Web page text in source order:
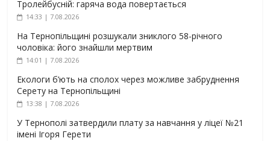
Тролейбусній: гаряча вода повертається
14:33 | 7.08.2026
На Тернопільщині розшукали зниклого 58-річного
чоловіка: його знайшли мертвим
14:01 | 7.08.2026
Екологи б’ють на сполох через можливе забруднення
Серету на Тернопільщині
13:38 | 7.08.2026
У Тернополі затвердили плату за навчання у ліцеї №21
імені Ігоря Герети